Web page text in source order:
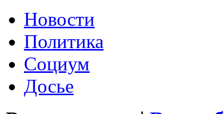
Новости
Политика
Социум
Досье